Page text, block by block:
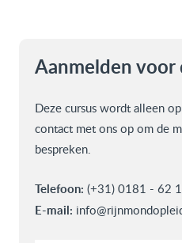
Aanmelden voor
Deze cursus wordt alleen
contact met ons op om de
bespreken.
Telefoon: (+31) 0181 - 62
E-mail: